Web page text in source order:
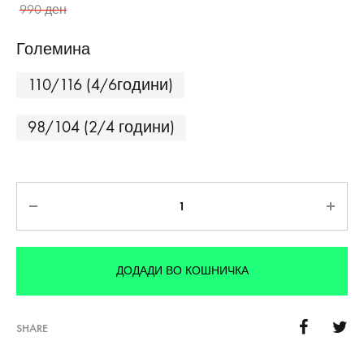
990ден
Големина
110/116 (4/6години)
98/104 (2/4 години)
ДОДАДИ ВО КОШНИЧКА
SHARE